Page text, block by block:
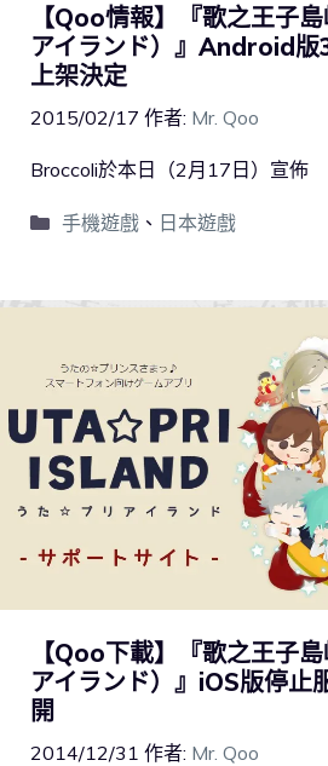
【Qoo情報】『歌之王子
アイランド）』Android版
上架決定
2015/02/17 作者: Mr. Qoo
Broccoli於本日（2月17日）宣佈
手機遊戲、 日本遊戲
【Qoo下載】『歌之王子
アイランド）』iOS版停止
開
2014/12/31 作者: Mr. Qoo